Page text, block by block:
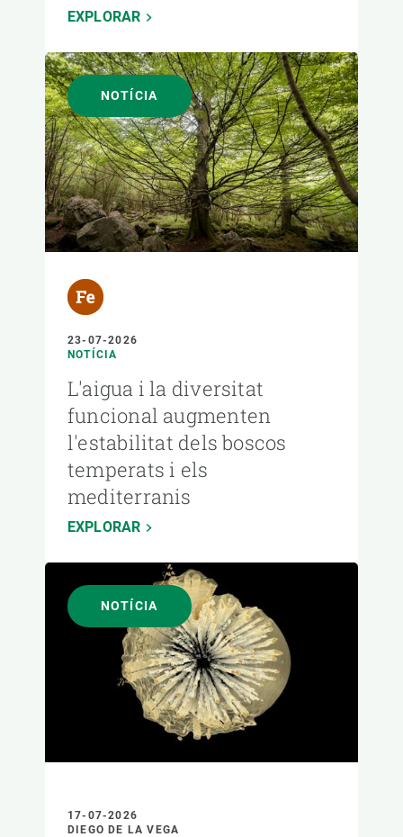
EXPLORAR
NOTÍCIA
23-07-2026
NOTÍCIA
L'aigua i la diversitat
funcional augmenten
l'estabilitat dels boscos
temperats i els
mediterranis
EXPLORAR
NOTÍCIA
17-07-2026
DIEGO DE LA VEGA